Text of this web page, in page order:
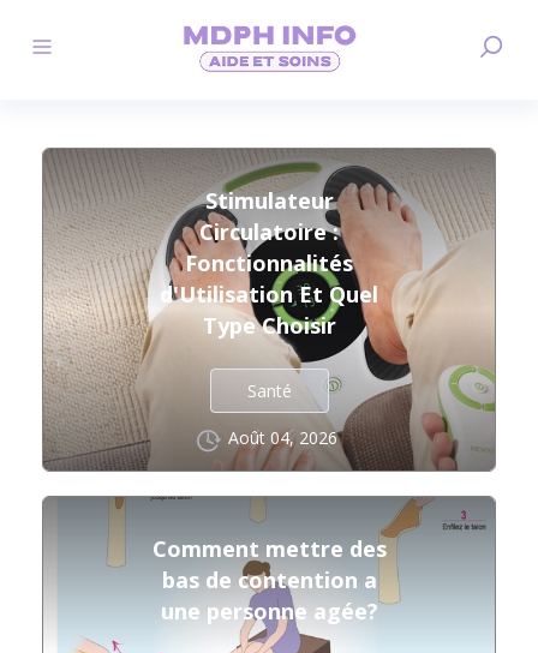
Stimulateur
Circulatoire :
Fonctionnalités
d'Utilisation Et Quel
Type Choisir
Santé
Août 04, 2026
Comment mettre des
bas de contention a
une personne agée?